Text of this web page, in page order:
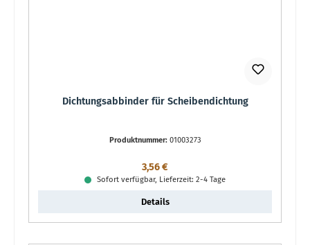
Dichtungsabbinder für Scheibendichtung
Produktnummer: 01003273
Regulärer Preis:
3,56 €
Sofort verfügbar, Lieferzeit: 2-4 Tage
Details